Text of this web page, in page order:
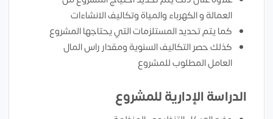
العمالة و الكهرباء والمياة وتكاليف الانشاءات
كما يتم تحديد المستلزمات التي يحتاجها المشروع
كذلك حصر التكاليف السنوية ومقدار راس المال
العامل المطلوب للمشروع
الدراسة الإدارية للمشروع